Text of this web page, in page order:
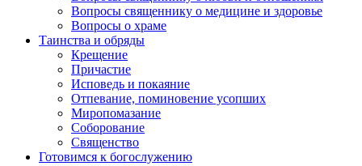
Вопросы священнику о медицине и здоровье
Вопросы о храме
Таинства и обряды
Крещение
Причастие
Исповедь и покаяние
Отпевание, поминовение усопших
Миропомазание
Соборование
Священство
Готовимся к богослужению